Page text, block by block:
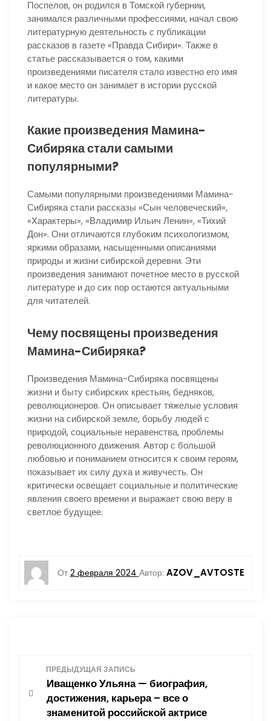
Поспелов, он родился в Томской губернии,
занимался различными профессиями, начал свою
литературную деятельность с публикации
рассказов в газете «Правда Сибири». Также в
статье рассказывается о том, какими
произведениями писателя стало известно его имя
и какое место он занимает в истории русской
литературы.
Какие произведения Мамина-
Сибиряка стали самыми
популярными?
Самыми популярными произведениями Мамина-
Сибиряка стали рассказы «Сын человеческий»,
«Характеры», «Владимир Ильич Ленин», «Тихий
Дон». Они отличаются глубоким психологизмом,
яркими образами, насыщенными описаниями
природы и жизни сибирской деревни. Эти
произведения занимают почетное место в русской
литературе и до сих пор остаются актуальными
для читателей.
Чему посвящены произведения
Мамина-Сибиряка?
Произведения Мамина-Сибиряка посвящены
жизни и быту сибирских крестьян, бедняков,
революционеров. Он описывает тяжелые условия
жизни на сибирской земле, борьбу людей с
природой, социальные неравенства, проблемы
революционного движения. Автор с большой
любовью и пониманием относится к своим героям,
показывает их силу духа и живучесть. Он
критически освещает социальные и политические
явления своего времени и выражает свою веру в
светлое будущее.
От 2 февраля 2024 Автор: AZOV_AVTOSTE
ПРЕДЫДУЩАЯ ЗАПИСЬ
Иващенко Ульяна — биография,
достижения, карьера – все о
знаменитой российской актрисе